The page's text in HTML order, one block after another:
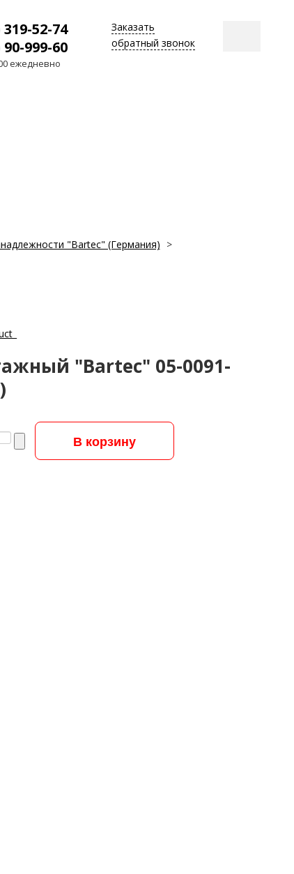
Заказать
обратный звонок
319-52-74
90-999-60
ежедневно
"Bartec" (Германия) >
"Bartec" 05-0091-